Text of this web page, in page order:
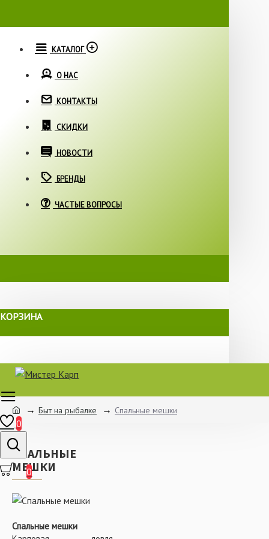
КАТАЛОГ
О НАС
КОНТАКТЫ
СКИДКИ
НОВОСТИ
БРЕНДЫ
ЧАСТЫЕ ВОПРОСЫ
КОРЗИНА
0
0
Быт на рыбалке Спальные мешки
СПАЛЬНЫЕ
МЕШКИ
Спальные мешки